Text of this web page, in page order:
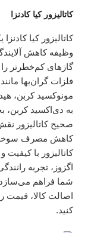
کاتالیزور کیا کادنزا
کاتالیزور کیا
وظیفه کاهش
گازهای کم‌خطرتر را
فلزات گران‌بها
مونوکسید کربن،
به دی‌اکسید کربن،
صحیح کاتالیزور
کاهش مصرف سوخت
کاتالیزور با
اگزوز، تجربه
شما فراهم می‌سازد.
اصالت کالا، قیمت
کنید.